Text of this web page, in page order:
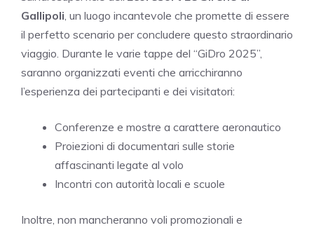
Gallipoli , un luogo incantevole che promette di essere
il perfetto scenario per concludere questo straordinario
viaggio. Durante le varie tappe del “GiDro 2025”,
saranno organizzati eventi che arricchiranno
l’esperienza dei partecipanti e dei visitatori:
Conferenze e mostre a carattere aeronautico
Proiezioni di documentari sulle storie
affascinanti legate al volo
Incontri con autorità locali e scuole
Inoltre, non mancheranno voli promozionali e